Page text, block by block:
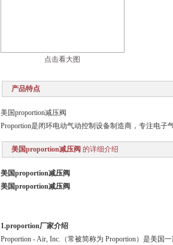
点击看大图
产品特点
美国proportion减压阀
Proportion是闭环电动气动控制设备制造商，专注电
美国proportion减压阀 的详细介绍
美国proportion减压阀
美国proportion减压阀
1.proportion厂家介绍
Proportion - Air, Inc.（常被简称为 Proportion）是美国